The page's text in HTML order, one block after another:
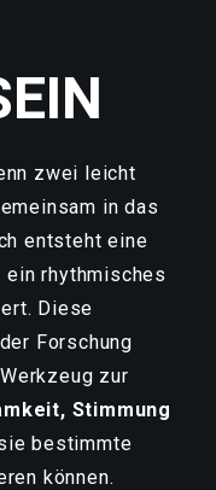
zwei leicht
in das
entsteht eine
ein rhythmisches
Diese
Forschung
zur
Stimmung
bestimmte
können.